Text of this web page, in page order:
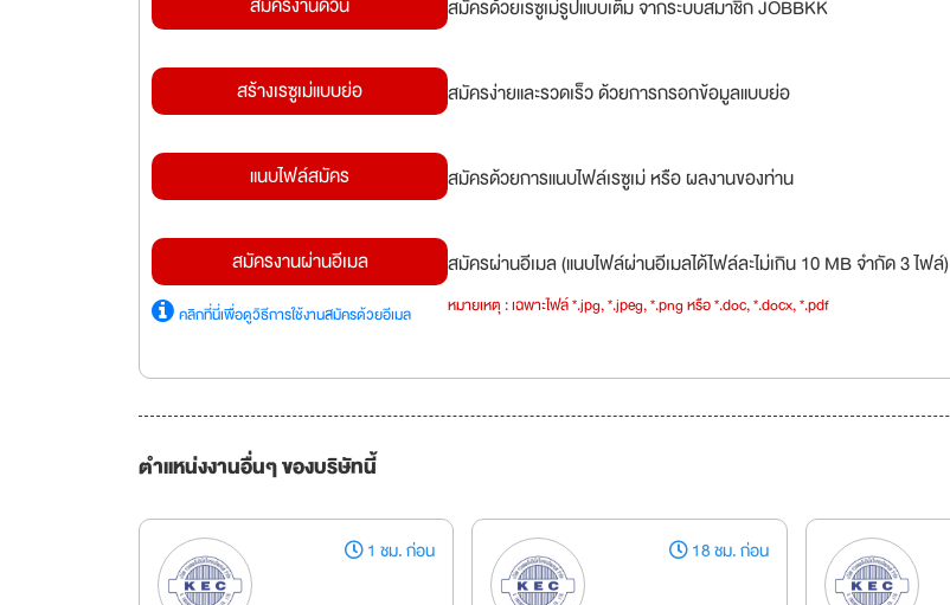
สมัครด้วยเรซูเม่รูปแบบเต็ม จากระบบสมาชิก JOBBKK
สร้างเรซูเม่แบบย่อ สมัครง่ายและรวดเร็ว ด้วยการกรอกข้อมูลแบบย่อ
แนบไฟล์สมัคร สมัครด้วยการแนบไฟล์เรซูเม่ หรือ ผลงานของท่าน
สมัครงานผ่านอีเมล
คลิกที่นี่เพื่อดูวิธีการใช้งานสมัครด้วยอีเมล
สมัครผ่านอีเมล (แนบไฟล์ผ่านอีเมลได้ไฟล์ละไม่เกิน 10 MB จำกัด 3 ไฟล์)
หมายเหตุ : เฉพาะไฟล์ *.jpg, *.jpeg, *.png หรือ *.doc, *.docx, *.pdf
ตำแหน่งงานอื่นๆ ของบริษัทนี้
1 ชม. ก่อน 18 ชม. ก่อน